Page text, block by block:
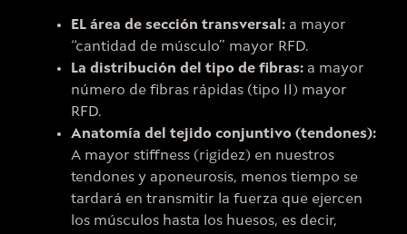
EL área de sección transversal: a mayor
“cantidad de músculo” mayor RFD.
La distribución del tipo de fibras: a mayor
número de fibras rápidas (tipo II) mayor
RFD.
Anatomía del tejido conjuntivo (tendones):
A mayor stiffness (rigidez) en nuestros
tendones y aponeurosis, menos tiempo se
tardará en transmitir la fuerza que ejercen
los músculos hasta los huesos, es decir,